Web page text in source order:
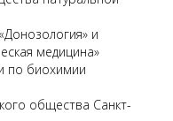
и
медицина»
по биохимии
общества Санкт-